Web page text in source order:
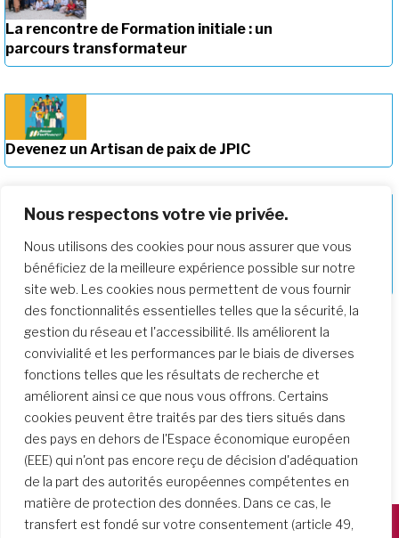
Nous respectons votre vie privée.
Nous utilisons des cookies pour nous assurer que vous
bénéficiez de la meilleure expérience possible sur notre
site web. Les cookies nous permettent de vous fournir
des fonctionnalités essentielles telles que la sécurité, la
gestion du réseau et l'accessibilité. Ils améliorent la
convivialité et les performances par le biais de diverses
fonctions telles que les résultats de recherche et
améliorent ainsi ce que nous vous offrons. Certains
cookies peuvent être traités par des tiers situés dans
des pays en dehors de l'Espace économique européen
(EEE) qui n'ont pas encore reçu de décision d'adéquation
de la part des autorités européennes compétentes en
matière de protection des données. Dans ce cas, le
transfert est fondé sur votre consentement (article 49,
La rencontre de Formation initiale : un
parcours transformateur
Devenez un Artisan de paix de JPIC
Approfondir notre parcours de
formation